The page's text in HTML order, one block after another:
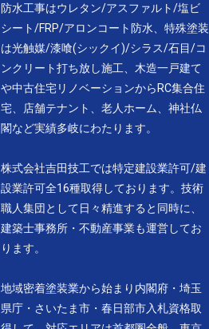
防水工事はウレタン/アスファルト/塩ビ
シート/FRP/アロンコート防水、特殊塗装
は光触媒/漆喰(シックイ)/シラス/石目/コ
ンクリート打ち放し施工、木造一戸建て
や中古住宅リノベーションからRC集合住
宅、店舗テナント、老人ホーム、神社仏
閣など実績多岐にわたります。
株式会社吉田技工では特定建設業許可/建
設業許可全16種取得しております。技術
職人集団として日々精進すると同時に、
建築士事務所・不動産事業も運営してお
ります。
地域密着塗装業から始まり内閣府・埼玉
県庁・さいたま市・春日部市入札資格取